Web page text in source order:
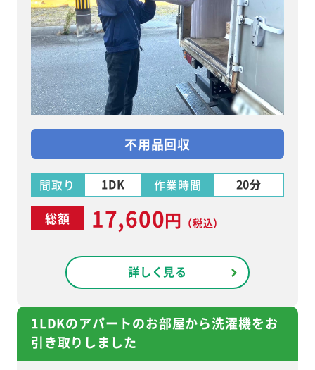
不用品回収
間取り 1DK 作業時間 20分
総額 17,600円 （税込）
詳しく見る
1LDKのアパートのお部屋から洗濯機をお
引き取りしました